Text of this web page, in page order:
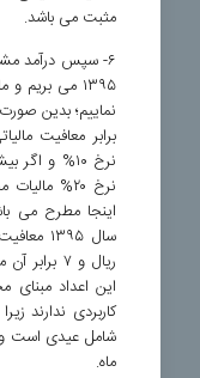
مثبت می باشد.
۶- سپس درآمد
۱۳۹۵ می
نماییم؛ بدین
نرخ ۱۰% و
نرخ ۲۰%
اینجا مطرح می
کاربردی ندارند
ماه.